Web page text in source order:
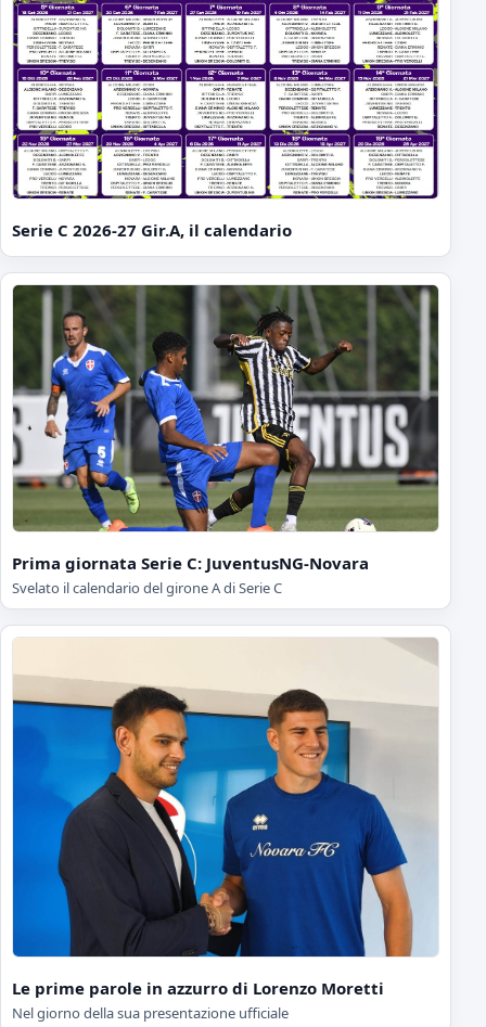
Serie C 2026-27 Gir.A, il calendario
Prima giornata Serie C: JuventusNG-Novara
Svelato il calendario del girone A di Serie C
Le prime parole in azzurro di Lorenzo Moretti
Nel giorno della sua presentazione ufficiale